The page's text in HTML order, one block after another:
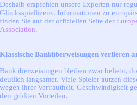
Deshalb empfehlen unsere Experten nur
Glücksspiellizenz. Informationen zu
finden Sie auf der offiziellen Seite der
Association.
Klassische Banküberweisungen verlieren
Banküberweisungen bleiben zwar beliebt,
deutlich langsamer. Viele Spieler nutzen
wegen ihrer Vertrautheit. Geschwindigkeit
den größten Vorteilen.